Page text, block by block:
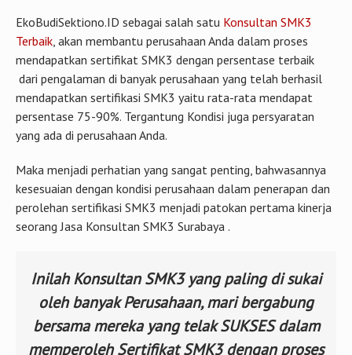
EkoBudiSektiono.ID sebagai salah satu Konsultan SMK3
Terbaik, akan membantu perusahaan Anda dalam proses
mendapatkan sertifikat SMK3 dengan persentase terbaik
dari pengalaman di banyak perusahaan yang telah berhasil
mendapatkan sertifikasi SMK3 yaitu rata-rata mendapat
persentase 75-90%. Tergantung Kondisi juga persyaratan
yang ada di perusahaan Anda.
Maka menjadi perhatian yang sangat penting, bahwasannya
kesesuaian dengan kondisi perusahaan dalam penerapan dan
perolehan sertifikasi SMK3 menjadi patokan pertama kinerja
seorang Jasa Konsultan SMK3 Surabaya .
Inilah Konsultan SMK3 yang paling di sukai
oleh banyak Perusahaan, mari bergabung
bersama mereka yang telak SUKSES dalam
memperoleh Sertifikat SMK3 dengan proses